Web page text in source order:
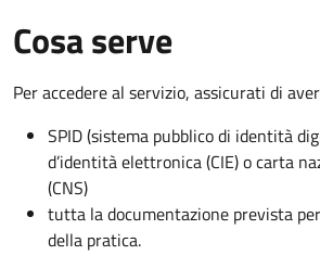
Cosa serve
Per accedere al servizio, assicurati di
SPID (sistema pubblico di identità
d’identità elettronica (CIE) o carta
(CNS)
tutta la documentazione prevista
della pratica.